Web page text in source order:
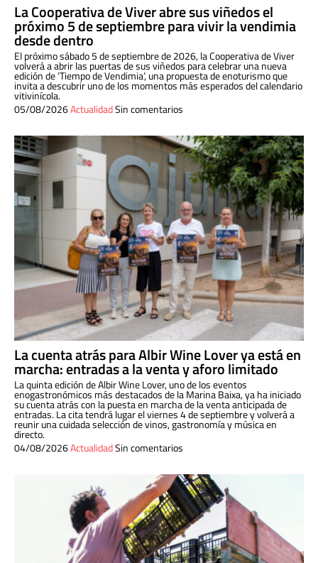
La Cooperativa de Viver abre sus viñedos el
próximo 5 de septiembre para vivir la vendimia
desde dentro
El próximo sábado 5 de septiembre de 2026, la Cooperativa de Viver
volverá a abrir las puertas de sus viñedos para celebrar una nueva
edición de ‘Tiempo de Vendimia’, una propuesta de enoturismo que
invita a descubrir uno de los momentos más esperados del calendario
vitivinícola.
05/08/2026ActualidadSin comentarios
La cuenta atrás para Albir Wine Lover ya está en
marcha: entradas a la venta y aforo limitado
La quinta edición de Albir Wine Lover, uno de los eventos
enogastronómicos más destacados de la Marina Baixa, ya ha iniciado
su cuenta atrás con la puesta en marcha de la venta anticipada de
entradas. La cita tendrá lugar el viernes 4 de septiembre y volverá a
reunir una cuidada selección de vinos, gastronomía y música en
directo.
04/08/2026ActualidadSin comentarios